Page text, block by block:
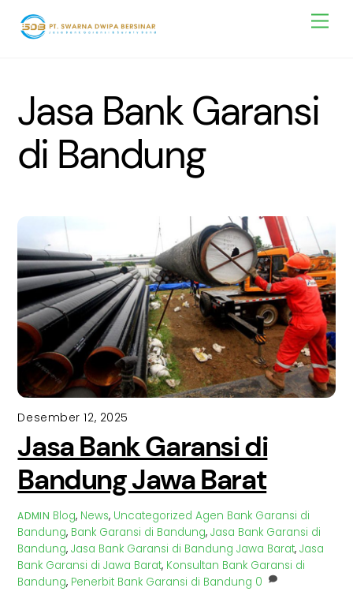
content
Jasa Bank Garansi
di Bandung
Desember 12, 2025
Jasa Bank Garansi di
Bandung Jawa Barat
ADMIN Blog, News, Uncategorized Agen Bank Garansi di
Bandung, Bank Garansi di Bandung,Jasa Bank Garansi di
Bandung,Jasa Bank Garansi di Bandung Jawa Barat,Jasa
Bank Garansi di Jawa Barat, Konsultan Bank Garansi di
Bandung, Penerbit Bank Garansi di Bandung 0